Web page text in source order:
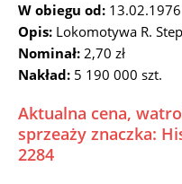
W obiegu od:
Opis: Lokomotywa R.
Nominał: 2,70 zł
Nakład: 5 190 000 szt.
Aktualna cena,
sprzeaży znaczka:
2284